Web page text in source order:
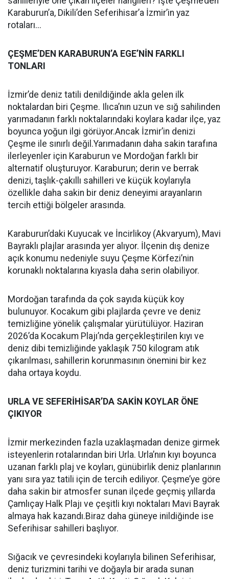
Karaburun’a, Dikili’den Seferihisar’a İzmir’in yaz
rotaları...
ÇEŞME’DEN KARABURUN’A EGE’NİN FARKLI
TONLARI
İzmir’de deniz tatili denildiğinde akla gelen ilk
noktalardan biri Çeşme. Ilıca’nın uzun ve sığ sahilinden
yarımadanın farklı noktalarındaki koylara kadar ilçe, yaz
boyunca yoğun ilgi görüyor.Ancak İzmir’in denizi
Çeşme ile sınırlı değil.Yarımadanın daha sakin tarafına
ilerleyenler için Karaburun ve Mordoğan farklı bir
alternatif oluşturuyor. Karaburun; derin ve berrak
denizi, taşlık-çakıllı sahilleri ve küçük koylarıyla
özellikle daha sakin bir deniz deneyimi arayanların
tercih ettiği bölgeler arasında.
Karaburun’daki Kuyucak ve İncirlikoy (Akvaryum), Mavi
Bayraklı plajlar arasında yer alıyor. İlçenin dış denize
açık konumu nedeniyle suyu Çeşme Körfezi’nin
korunaklı noktalarına kıyasla daha serin olabiliyor.
Mordoğan tarafında da çok sayıda küçük koy
bulunuyor. Kocakum gibi plajlarda çevre ve deniz
temizliğine yönelik çalışmalar yürütülüyor. Haziran
2026’da Kocakum Plajı’nda gerçekleştirilen kıyı ve
deniz dibi temizliğinde yaklaşık 750 kilogram atık
çıkarılması, sahillerin korunmasının önemini bir kez
daha ortaya koydu.
URLA VE SEFERİHİSAR’DA SAKİN KOYLAR ÖNE
ÇIKIYOR
İzmir merkezinden fazla uzaklaşmadan denize girmek
isteyenlerin rotalarından biri Urla. Urla’nın kıyı boyunca
uzanan farklı plaj ve koyları, günübirlik deniz planlarının
yanı sıra yaz tatili için de tercih ediliyor. Çeşme’ye göre
daha sakin bir atmosfer sunan ilçede geçmiş yıllarda
Çamlıçay Halk Plajı ve çeşitli kıyı noktaları Mavi Bayrak
almaya hak kazandı.Biraz daha güneye inildiğinde ise
Seferihisar sahilleri başlıyor.
Sığacık ve çevresindeki koylarıyla bilinen Seferihisar,
deniz turizmini tarihi ve doğayla bir arada sunan